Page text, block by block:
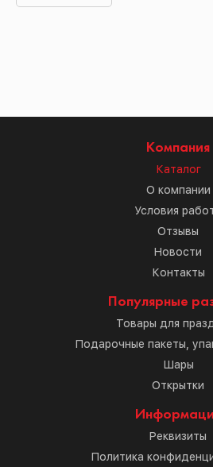
Компания
Каталог
О компании
Условия
Отзывы
Новости
Контакты
Популярные
Товары для
Подарочные пакеты,
Шары
Открытки
Реквизиты
Политика